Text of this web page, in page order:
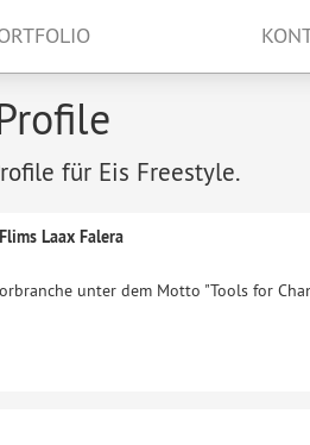
für Eis Freestyle.
Laax Falera
unter dem Motto "Tools for